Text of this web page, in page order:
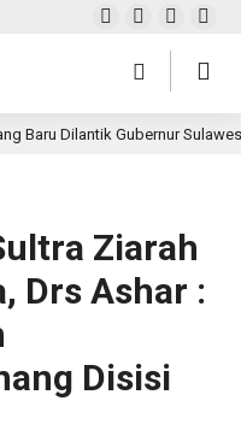
Baru Dilantik Gubernur
Ziarah
Drs Ashar :
Disisi